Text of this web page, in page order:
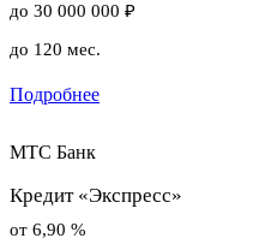
до 30 000 000 ₽
до 120 мес.
Подробнее
МТС Банк
Кредит «Экспресс»
от 6,90 %